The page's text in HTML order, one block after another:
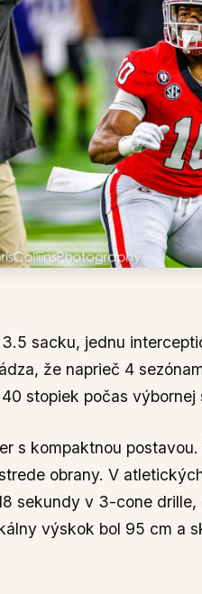
sacku, jednu
že naprieč 4
stopiek počas výbornej
s kompaktnou
obrany. V
sekundy v 3-cone drille,
výskok bol 95 cm a